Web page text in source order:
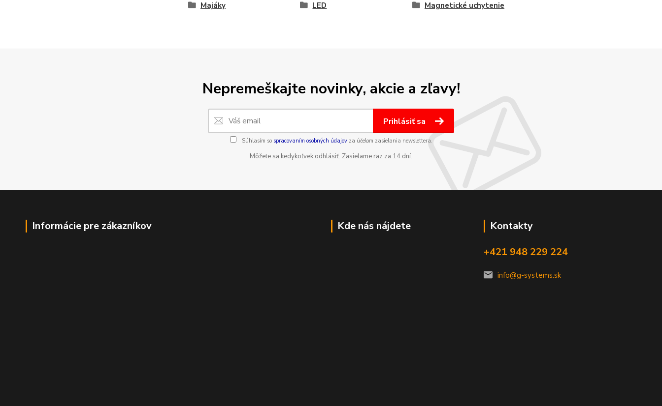
Majáky LED Magnetické uchytenie
Nepremeškajte novinky, akcie a zľavy!
Prihlásiť sa
Súhlasím so spracovaním osobných údajovza účelom zasielania newslettera.
Môžete sa kedykoľvek odhlásiť. Zasielame raz za 14 dní.
Informácie pre zákazníkov Kde nás nájdete
Kontakty
+421 948 229 224
info@g-systems.sk